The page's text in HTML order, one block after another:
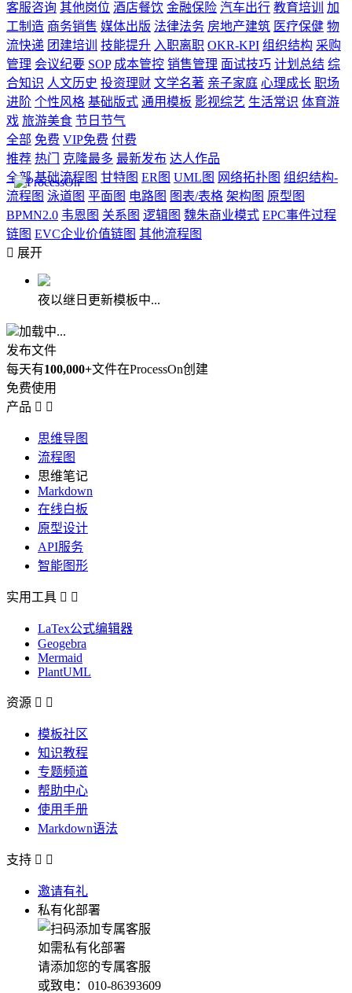
客服咨询 其他岗位 酒店餐饮 金融保险 汽车出行 教育培训
加
工制造 商务销售 媒体出版 法律法务 房地产建筑 医疗保健 物
流快递 团建培训 技能提升 入职离职 OKR-KPI 组织结构 采购
管理 会议纪要 SOP 成本管控 销售管理 面试技巧 计划总结 综
合知识 人文历史 投资理财 文学名著 亲子家庭 心理成长 职场
进阶 个性风格 基础版式 通用模板 影视综艺 生活常识 体育游
戏 旅游美食 节日节气
全部 免费 VIP免费 付费
推荐 热门 克隆最多 最新发布 达人作品
全部 基础流程图 甘特图 ER图 UML图 网络拓扑图 组织结构-
流程图 泳道图 平面图 电路图 图表/表格 架构图 原型图
BPMN2.0 韦恩图 关系图 逻辑图 魏朱商业模式 EPC事件过程
链图 EVC企业价值链图 其他流程图
 展开
夜以继日更新模板中...
加载中...
发布文件
每天有100,000+文件在ProcessOn创建
免费使用
产品  
思维导图
流程图
思维笔记
Markdown
在线白板
原型设计
API服务
智能图形
实用工具  
LaTex公式编辑器
Geogebra
Mermaid
PlantUML
资源  
模板社区
知识教程
专题频道
帮助中心
使用手册
Markdown语法
支持  
邀请有礼
私有化部署
如需私有化部署
请添加您的专属客服
或致电：010-86393609